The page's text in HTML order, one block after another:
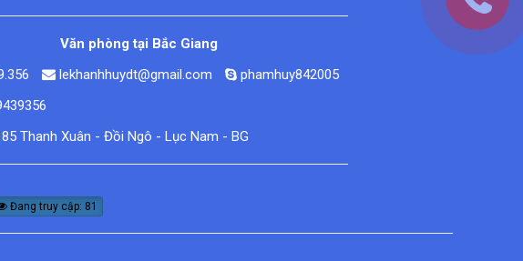
Văn phòng tại Bắc Giang
lekhanhhuydt@gmail.com
phamhuy842005
Thanh Xuân - Đồi Ngô - Lục Nam - BG
Đang truy cập: 81